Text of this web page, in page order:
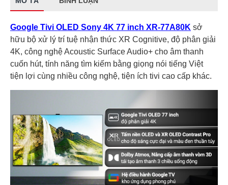
Google Tivi OLED Sony 4K 77 inch XR-77A80K sở
hữu bộ xử lý trí tuệ nhận thức XR Cognitive, độ phân giải
4K, công nghệ Acoustic Surface Audio+ cho âm thanh
cuốn hút, tính năng tìm kiếm bằng giọng nói tiếng Việt
tiện lợi cùng nhiều công nghệ, tiện ích tivi cao cấp khác.